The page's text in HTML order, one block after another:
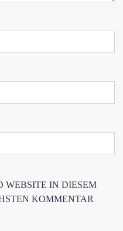
WEBSITE IN DIESEM
KOMMENTAR